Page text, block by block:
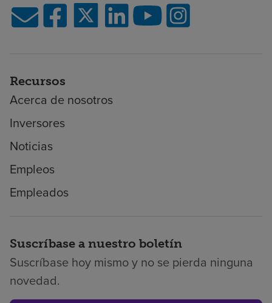
Recursos
Acerca de nosotros
Inversores
Noticias
Empleos
Empleados
Suscríbase a nuestro boletín
Suscríbase hoy mismo y no se pierda ninguna
novedad.